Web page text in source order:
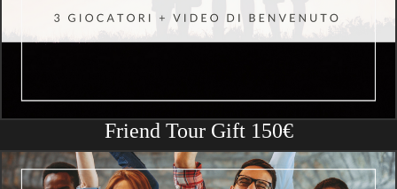
Friend Tour Gift 150€